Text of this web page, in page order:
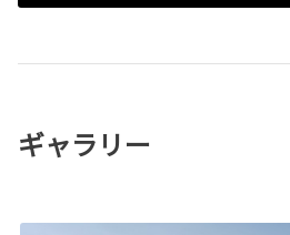
ギャラリー